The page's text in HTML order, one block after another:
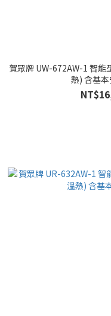
賀眾牌 UW-672AW-1 智能
熱) 含基